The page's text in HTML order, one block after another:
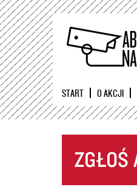
START O AKCJI